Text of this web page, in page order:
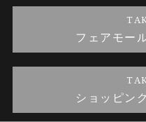
フェアモー
ショッピン